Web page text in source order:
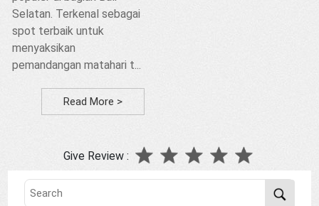
Selatan. Terkenal sebagai
spot terbaik untuk
menyaksikan
pemandangan matahari t...
Read More >
Give Review :